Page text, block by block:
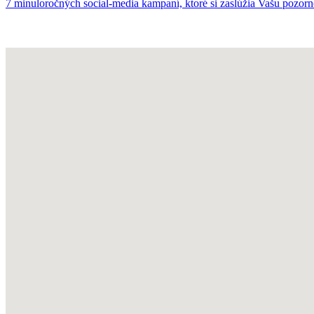
7 minuloročných social-media kampaní, ktoré si zaslúžia Vašu